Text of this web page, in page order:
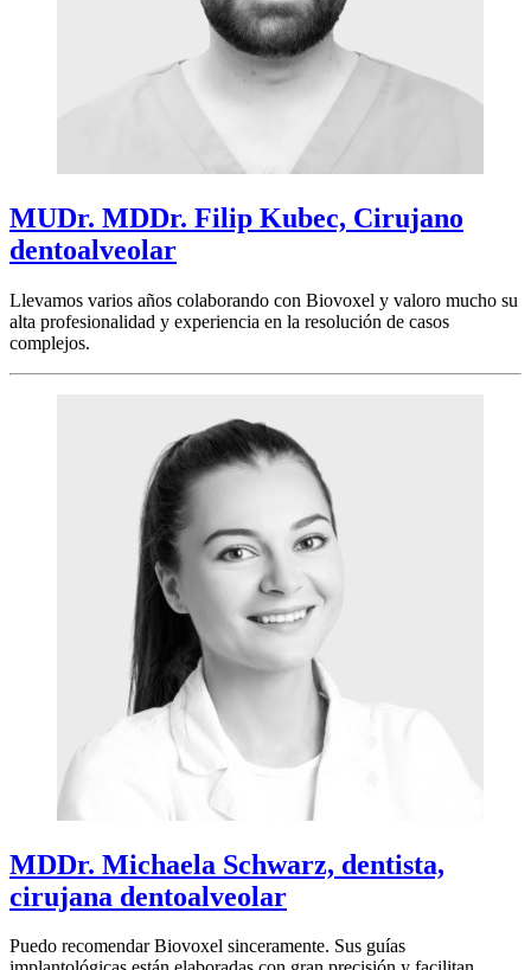
MUDr. MDDr. Filip Kubec, Cirujano
dentoalveolar
Llevamos varios años colaborando con Biovoxel y valoro mucho su
alta profesionalidad y experiencia en la resolución de casos
complejos.
MDDr. Michaela Schwarz, dentista,
cirujana dentoalveolar
Puedo recomendar Biovoxel sinceramente. Sus guías